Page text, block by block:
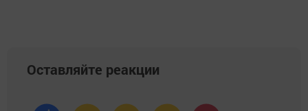
Оставляйте реакции